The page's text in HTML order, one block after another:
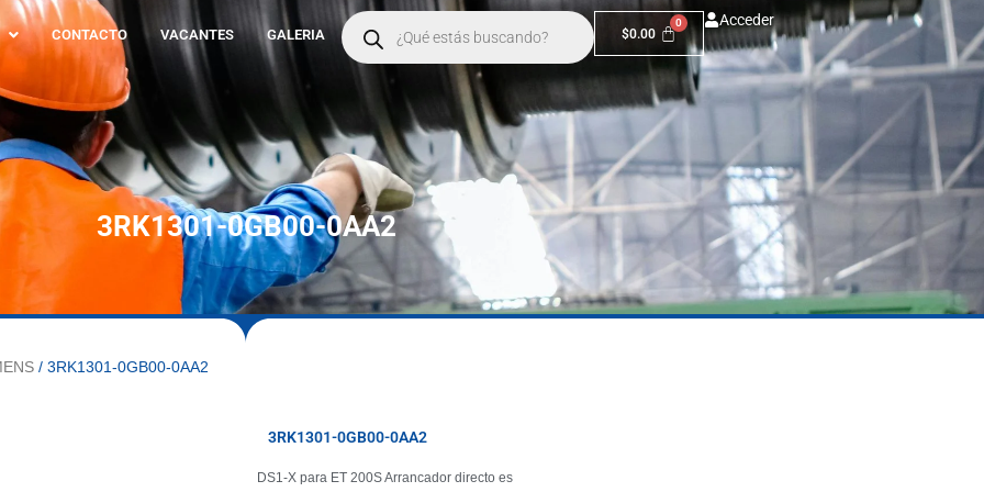
CONTACTO VACANTES GALERIA
Products
search
$0.00
Acceder
3RK1301-0GB00-0AA2
/ 3RK1301-0GB00-0AA2
3RK1301-0GB00-0AA2
DS1-X para ET 200S Arrancador directo es